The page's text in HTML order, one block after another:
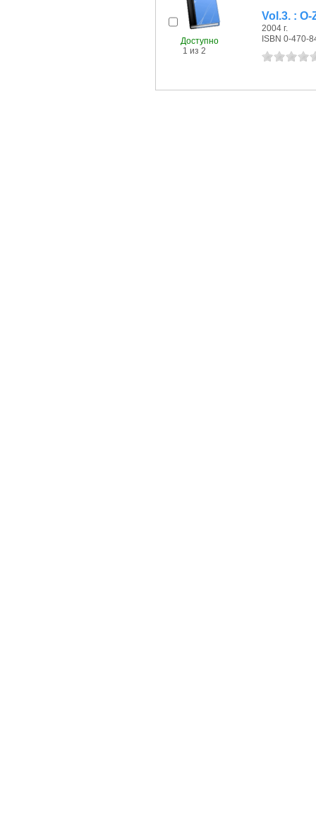
Доступно
1 из 2
Vol.3. : O-
2004 г.
ISBN 0-470-